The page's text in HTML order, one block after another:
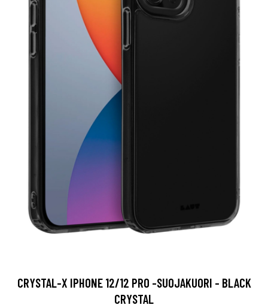
CRYSTAL-X IPHONE 12/12 PRO -SUOJAKUORI - BLACK
CRYSTAL